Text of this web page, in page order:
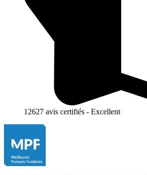
12627 avis certifiés - Excellent